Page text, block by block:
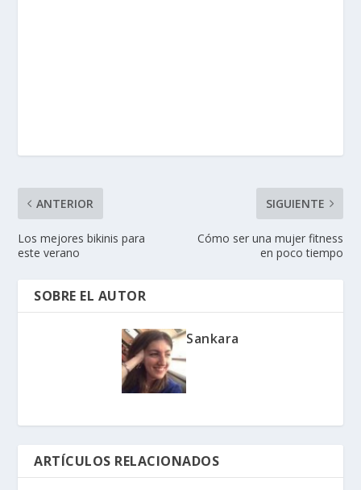
ANTERIOR
Los mejores bikinis para
este verano
SIGUIENTE
Cómo ser una mujer fitness
en poco tiempo
SOBRE EL AUTOR
Sankara
ARTÍCULOS RELACIONADOS